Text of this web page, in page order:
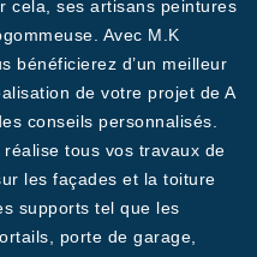
cela, ses artisans peintures
Avec M.K
bénéficierez d’un meilleur
de votre projet de A
conseils personnalisés.
tous vos travaux de
les façades et la toiture
supports tel que les
porte de garage,